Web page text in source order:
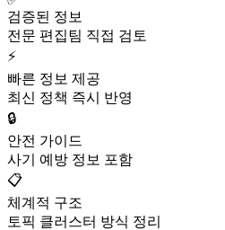
검증된 정보
전문 편집팀 직접 검토
⚡
빠른 정보 제공
최신 정책 즉시 반영
🔒
안전 가이드
사기 예방 정보 포함
📋
체계적 구조
토픽 클러스터 방식 정리